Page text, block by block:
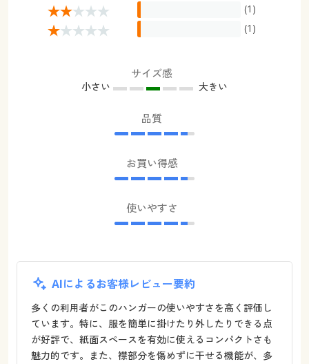
よくある質問とお問い合わせ
(1)
(1)
サイズ感
小さい 大きい
品質
お買い得感
使いやすさ
AIによるお客様レビュー要約
多くの利用者がこのハンガーの使いやすさを高く評価し
ています。特に、服を簡単に掛けたり外したりできる点
が好評で、紙面スペースを有効に使えるコンパクトさも
魅力的です。また、襟部分を傷めずに干せる機能が、多